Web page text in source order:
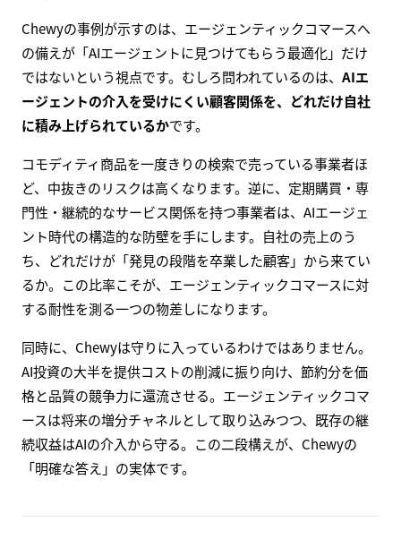
Chewyの事例が示すのは、エージェンティックコマースへ
の備えが「AIエージェントに見つけてもらう最適化」だけ
ではないという視点です。むしろ問われているのは、 AIエ
ージェントの介入を受けにくい顧客関係を、どれだけ自社
に積み上げられているかです。
コモディティ商品を一度きりの検索で売っている事業者ほ
ど、中抜きのリスクは高くなります。逆に、定期購買・専
門性・継続的なサービス関係を持つ事業者は、AIエージェ
ント時代の構造的な防壁を手にします。自社の売上のう
ち、どれだけが「発見の段階を卒業した顧客」から来てい
るか。この比率こそが、エージェンティックコマースに対
する耐性を測る一つの物差しになります。
同時に、Chewyは守りに入っているわけではありません。
AI投資の大半を提供コストの削減に振り向け、節約分を価
格と品質の競争力に還流させる。エージェンティックコマ
ースは将来の増分チャネルとして取り込みつつ、既存の継
続収益はAIの介入から守る。この二段構えが、Chewyの
「明確な答え」の実体です。